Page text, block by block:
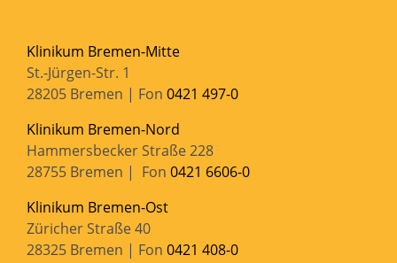
Klinikum Bremen-Mitte
St.-Jürgen-Str. 1
28205 Bremen | Fon 0421 497-0
Klinikum Bremen-Nord
Hammersbecker Straße 228
28755 Bremen | Fon 0421 6606-0
Klinikum Bremen-Ost
Züricher Straße 40
28325 Bremen | Fon 0421 408-0